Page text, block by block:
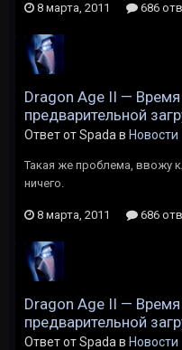
8 марта, 2011 686
Dragon Age II —
предварительной
Ответ от Spada в Новости
Такая же проблема, ввожу
ничего.
8 марта, 2011 686
Dragon Age II —
предварительной
Ответ от Spada в Новости